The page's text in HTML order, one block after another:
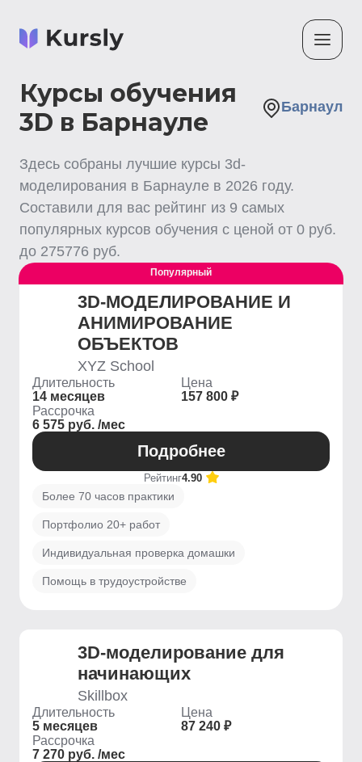
Курсы обучения
3D в Барнауле
Барнаул
Здесь собраны лучшие курсы 3d-
моделирования в Барнауле в 2026 году.
Составили для вас рейтинг из 9 самых
популярных курсов обучения с ценой от 0 руб.
до 275776 руб.
Популярный
3D-МОДЕЛИРОВАНИЕ И
АНИМИРОВАНИЕ
ОБЪЕКТОВ
XYZ School
Длительность
14 месяцев
Цена
157 800 ₽
Рассрочка
6 575 руб. /мес
Подробнее
Рейтинг4.90
Более 70 часов практики
Портфолио 20+ работ
Индивидуальная проверка домашки
Помощь в трудоустройстве
3D-моделирование для
начинающих
Skillbox
Длительность
5 месяцев
Цена
87 240 ₽
Рассрочка
7 270 руб. /мес